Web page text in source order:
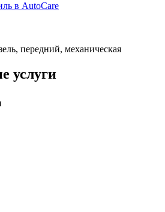
в AutoCare
передний, механическая
услуги